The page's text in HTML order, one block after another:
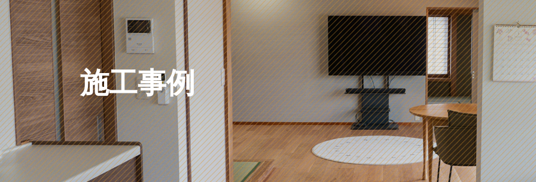
施工事例